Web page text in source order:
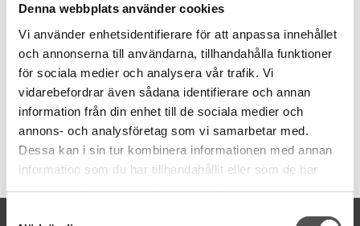
Denna webbplats använder cookies
Vi använder enhetsidentifierare för att anpassa innehållet
och annonserna till användarna, tillhandahålla funktioner
för sociala medier och analysera vår trafik. Vi
vidarebefordrar även sådana identifierare och annan
information från din enhet till de sociala medier och
annons- och analysföretag som vi samarbetar med.
Dessa kan i sin tur kombinera informationen med annan
information som du har tillhandahållit eller som de har
samlat in när du har använt deras tjänster.
Kontrollera maskingrupp>>
Artikelnummer:
412989545